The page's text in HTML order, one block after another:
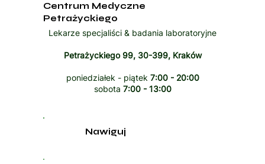
Centrum Medyczne
Petrażyckiego
Lekarze specjaliści & badania laboratoryjne
Petrażyckiego 99, 30-399, Kraków
poniedziałek - piątek 7:00 - 20:00
sobota 7:00 - 13:00
Nawiguj